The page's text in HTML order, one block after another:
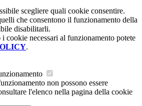
scegliere quali cookie consentire.
che consentono il funzionamento della
disabilitarli.
cookie necessari al funzionamento potete
.
non possono essere
l'elenco nella pagina della cookie